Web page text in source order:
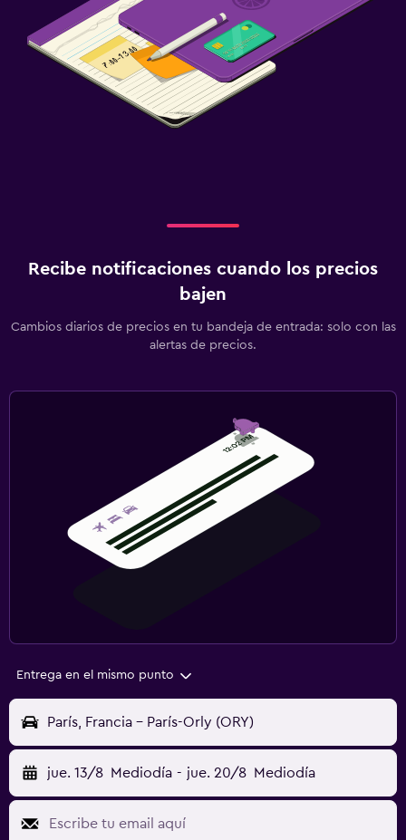
Recibe notificaciones cuando los precios
bajen
Cambios diarios de precios en tu bandeja de entrada: solo con las
alertas de precios.
Entrega en el mismo punto
París, Francia - París-Orly (ORY)
jue. 13/8 Mediodía - jue. 20/8 Mediodía